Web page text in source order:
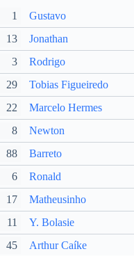
1 Gustavo
13 Jonathan
3 Rodrigo
29 Tobias Figueiredo
22 Marcelo Hermes
8 Newton
88 Barreto
6 Ronald
17 Matheusinho
11 Y. Bolasie
45 Arthur Caíke